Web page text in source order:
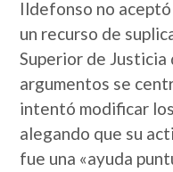
Ildefonso no
un recurso de
Superior de Justicia
argumentos se
intentó modificar
alegando que su
fue una «ayuda